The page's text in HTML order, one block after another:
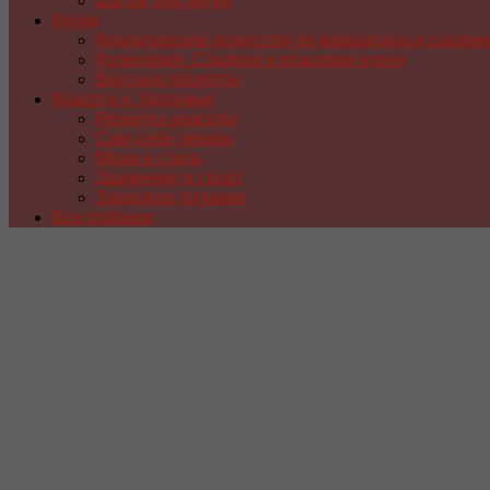
Кухня
Кондитерское искусство из марципана и
Кулинария. Сладкая и красивая кухня
Вкусные рецепты
Красота и Здоровье
Рецепты красоты
Сам себе лекарь
Мода и стиль
Движение и спорт
Здоровое питание
Все рубрики